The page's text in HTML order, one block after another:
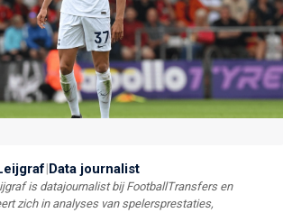
|Data journalist
is datajournalist bij FootballTransfers en
zich in analyses van spelersprestaties,